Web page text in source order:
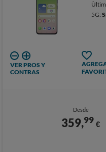
5G:
VER PROS Y
CONTRAS
Desde
359,99 €